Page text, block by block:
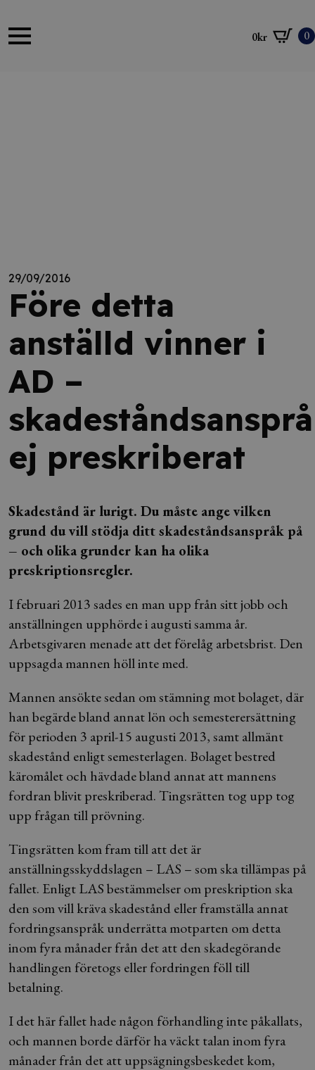
0kr 0
29/09/2016
Före detta
anställd vinner i
AD –
ej preskriberat
Skadestånd är lurigt. Du måste ange vilken
grund du vill stödja ditt skadeståndsanspråk på
– och olika grunder kan ha olika
preskriptionsregler.
I februari 2013 sades en man upp från sitt jobb och
anställningen upphörde i augusti samma år.
Arbetsgivaren menade att det förelåg arbetsbrist. Den
uppsagda mannen höll inte med.
Mannen ansökte sedan om stämning mot bolaget, där
han begärde bland annat lön och semesterersättning
för perioden 3 april-15 augusti 2013, samt allmänt
skadestånd enligt semesterlagen. Bolaget bestred
käromålet och hävdade bland annat att mannens
fordran blivit preskriberad. Tingsrätten tog upp tog
upp frågan till prövning.
Tingsrätten kom fram till att det är
anställningsskyddslagen – LAS – som ska tillämpas på
fallet. Enligt LAS bestämmelser om preskription ska
den som vill kräva skadestånd eller framställa annat
fordringsanspråk underrätta motparten om detta
inom fyra månader från det att den skadegörande
handlingen företogs eller fordringen föll till
betalning.
I det här fallet hade någon förhandling inte påkallats,
och mannen borde därför ha väckt talan inom fyra
månader från det att uppsägningsbeskedet kom,